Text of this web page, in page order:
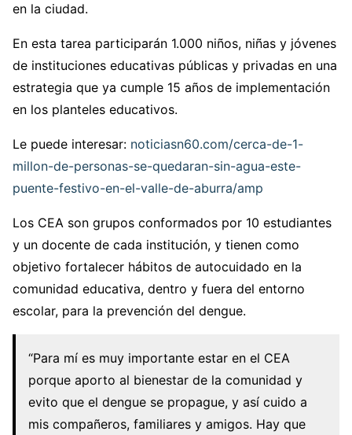
en la ciudad.
En esta tarea participarán 1.000 niños, niñas y jóvenes
de instituciones educativas públicas y privadas en una
estrategia que ya cumple 15 años de implementación
en los planteles educativos.
Le puede interesar: noticiasn60.com/cerca-de-1-
millon-de-personas-se-quedaran-sin-agua-este-
puente-festivo-en-el-valle-de-aburra/amp
Los CEA son grupos conformados por 10 estudiantes
y un docente de cada institución, y tienen como
objetivo fortalecer hábitos de autocuidado en la
comunidad educativa, dentro y fuera del entorno
escolar, para la prevención del dengue.
“Para mí es muy importante estar en el CEA
porque aporto al bienestar de la comunidad y
evito que el dengue se propague, y así cuido a
mis compañeros, familiares y amigos. Hay que